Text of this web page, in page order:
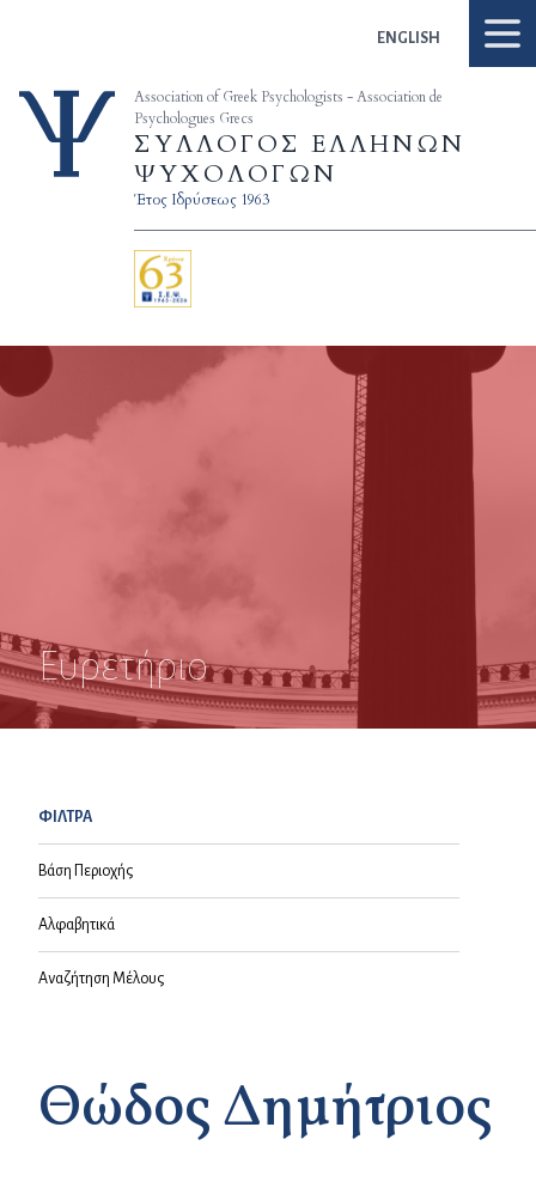
ENGLISH
Association of Greek Psychologists - Association de
Psychologues Grecs
ΣΥΛΛΟΓΟΣ ΕΛΛΗΝΩΝ
ΨΥΧΟΛΟΓΩΝ
Έτος Ιδρύσεως 1963
Ευρετήριο
ΦΙΛΤΡΑ
Βάση Περιοχής
Αλφαβητικά
Αναζήτηση Μέλους
Θώδος Δημήτριος